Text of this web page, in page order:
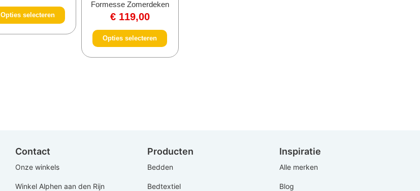
Opties selecteren
Formesse Zomerdeken
€119,00
Opties selecteren
Contact
Onze winkels
Winkel Alphen aan den Rijn
Producten
Bedden
Bedtextiel
Inspiratie
Alle merken
Blog